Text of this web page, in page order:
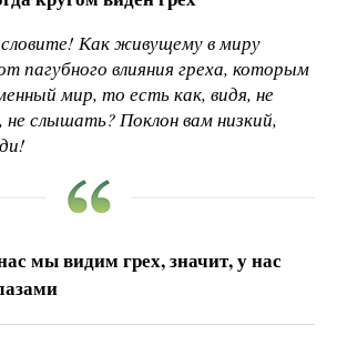
Как живущему в миру
пагубного влияния греха, которым
мир, то есть как, видя, не
слышать? Поклон вам низкий,
мы видим грех, значит, у нас